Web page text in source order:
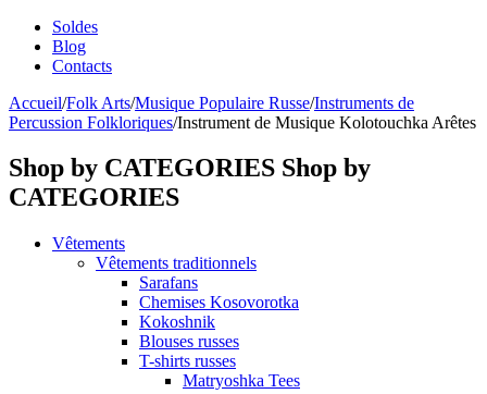
Soldes
Blog
Contacts
Accueil/Folk Arts/Musique Populaire Russe/Instruments de
Percussion Folkloriques/Instrument de Musique Kolotouchka Arêtes
Shop by CATEGORIES Shop by
CATEGORIES
Vêtements
Vêtements traditionnels
Sarafans
Chemises Kosovorotka
Kokoshnik
Blouses russes
T-shirts russes
Matryoshka Tees